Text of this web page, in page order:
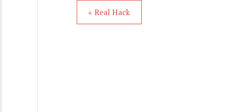
« Real Hack